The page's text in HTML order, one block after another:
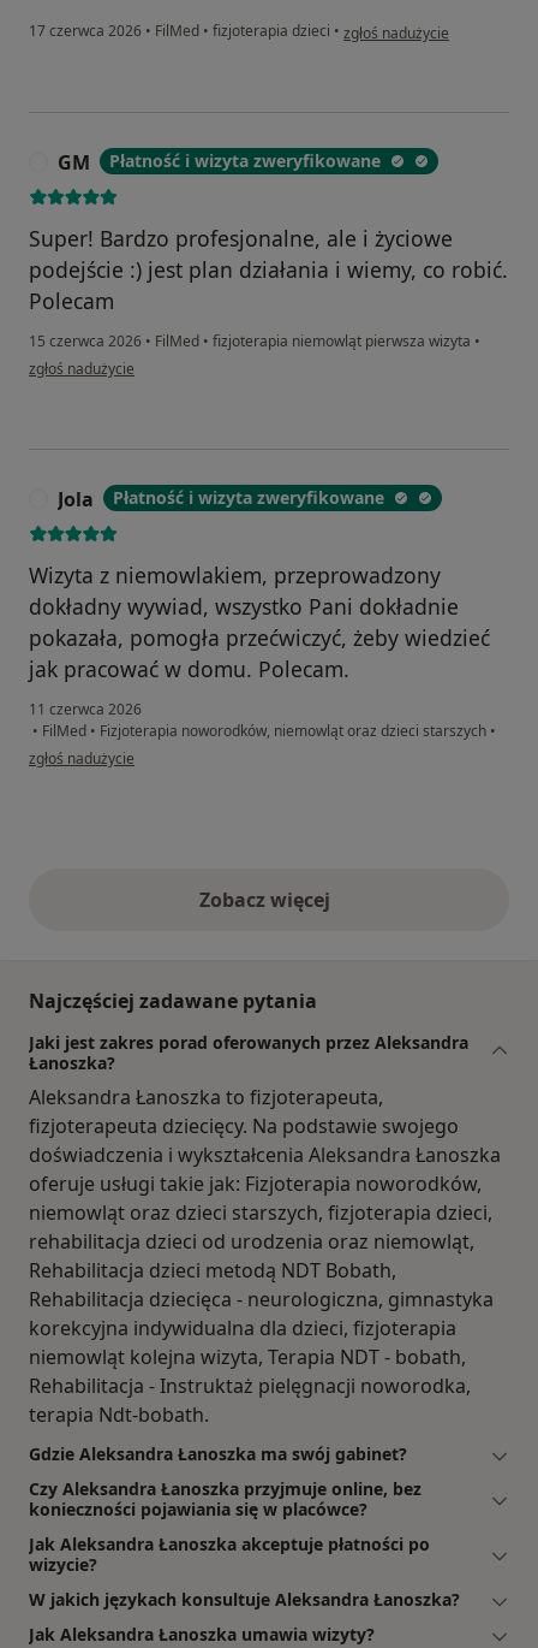
17 czerwca 2026 • FilMed • fizjoterapia dzieci • w opinii użytkownika
zgłoś nadużycie
GM Płatność i wizyta zweryfikowane
Super! Bardzo profesjonalne, ale i życiowe
podejście :) jest plan działania i wiemy, co robić.
Polecam
15 czerwca 2026 • FilMed • fizjoterapia niemowląt pierwsza wizyta •
w opinii użytkownika GM
zgłoś nadużycie
Jola Płatność i wizyta zweryfikowane
Wizyta z niemowlakiem, przeprowadzony
dokładny wywiad, wszystko Pani dokładnie
pokazała, pomogła przećwiczyć, żeby wiedzieć
jak pracować w domu. Polecam.
11 czerwca 2026
• FilMed • Fizjoterapia noworodków, niemowląt oraz dzieci starszych •
w opinii użytkownika Jola
zgłoś nadużycie
Zobacz więcejopinie powyżej
Najczęściej zadawane pytania
Jaki jest zakres porad oferowanych przez Aleksandra
Łanoszka?
Aleksandra Łanoszka to fizjoterapeuta,
fizjoterapeuta dziecięcy. Na podstawie swojego
doświadczenia i wykształcenia Aleksandra Łanoszka
oferuje usługi takie jak: Fizjoterapia noworodków,
niemowląt oraz dzieci starszych, fizjoterapia dzieci,
rehabilitacja dzieci od urodzenia oraz niemowląt,
Rehabilitacja dzieci metodą NDT Bobath,
Rehabilitacja dziecięca - neurologiczna, gimnastyka
korekcyjna indywidualna dla dzieci, fizjoterapia
niemowląt kolejna wizyta, Terapia NDT - bobath,
Rehabilitacja - Instruktaż pielęgnacji noworodka,
terapia Ndt-bobath.
Gdzie Aleksandra Łanoszka ma swój gabinet?
Czy Aleksandra Łanoszka przyjmuje online, bez
konieczności pojawiania się w placówce?
Jak Aleksandra Łanoszka akceptuje płatności po
wizycie?
W jakich językach konsultuje Aleksandra Łanoszka?
Jak Aleksandra Łanoszka umawia wizyty?